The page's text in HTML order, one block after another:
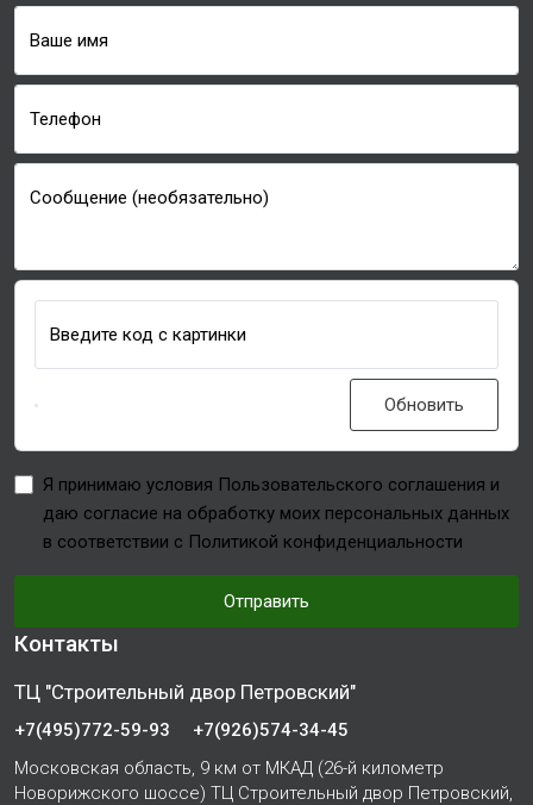
Ваше имя
Телефон
Сообщение (необязательно)
Введите код с картинки
Обновить
Я принимаю условия Пользовательского соглашения и
даю согласие на обработку моих персональных данных
в соответствии с Политикой конфиденциальности
Отправить
Контакты
ТЦ "Строительный двор Петровский"
+7(495)772-59-93
+7(926)574-34-45
Московская область, 9 км от МКАД (26-й километр
Новорижского шоссе) ТЦ Строительный двор Петровский,